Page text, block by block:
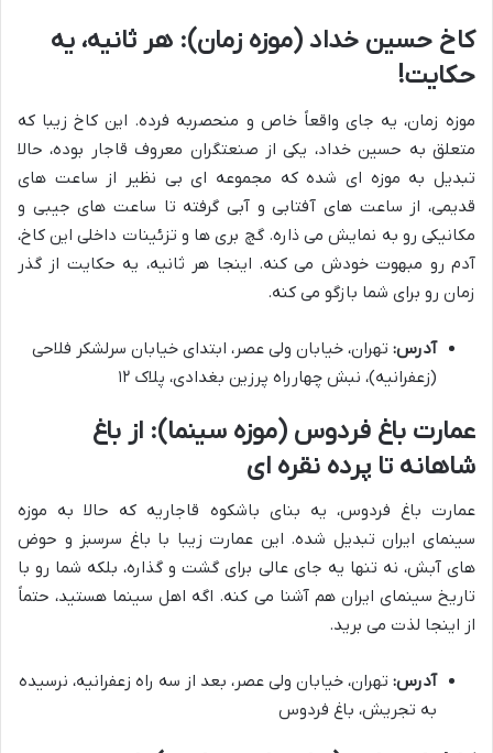
کاخ حسین خداد (موزه زمان): هر ثانیه، یه
حکایت!
موزه زمان، یه جای واقعاً خاص و منحصربه فرده. این کاخ زیبا که
متعلق به حسین خداد، یکی از صنعتگران معروف قاجار بوده، حالا
تبدیل به موزه ای شده که مجموعه ای بی نظیر از ساعت های
قدیمی، از ساعت های آفتابی و آبی گرفته تا ساعت های جیبی و
مکانیکی رو به نمایش می ذاره. گچ بری ها و تزئینات داخلی این کاخ،
آدم رو مبهوت خودش می کنه. اینجا هر ثانیه، یه حکایت از گذر
زمان رو برای شما بازگو می کنه.
آدرس: تهران، خیابان ولی عصر، ابتدای خیابان سرلشکر فلاحی
(زعفرانیه)، نبش چهارراه پرزین بغدادی، پلاک ۱۲
عمارت باغ فردوس (موزه سینما): از باغ
شاهانه تا پرده نقره ای
عمارت باغ فردوس، یه بنای باشکوه قاجاریه که حالا به موزه
سینمای ایران تبدیل شده. این عمارت زیبا با باغ سرسبز و حوض
های آبش، نه تنها یه جای عالی برای گشت و گذاره، بلکه شما رو با
تاریخ سینمای ایران هم آشنا می کنه. اگه اهل سینما هستید، حتماً
از اینجا لذت می برید.
آدرس: تهران، خیابان ولی عصر، بعد از سه راه زعفرانیه، نرسیده
به تجریش، باغ فردوس